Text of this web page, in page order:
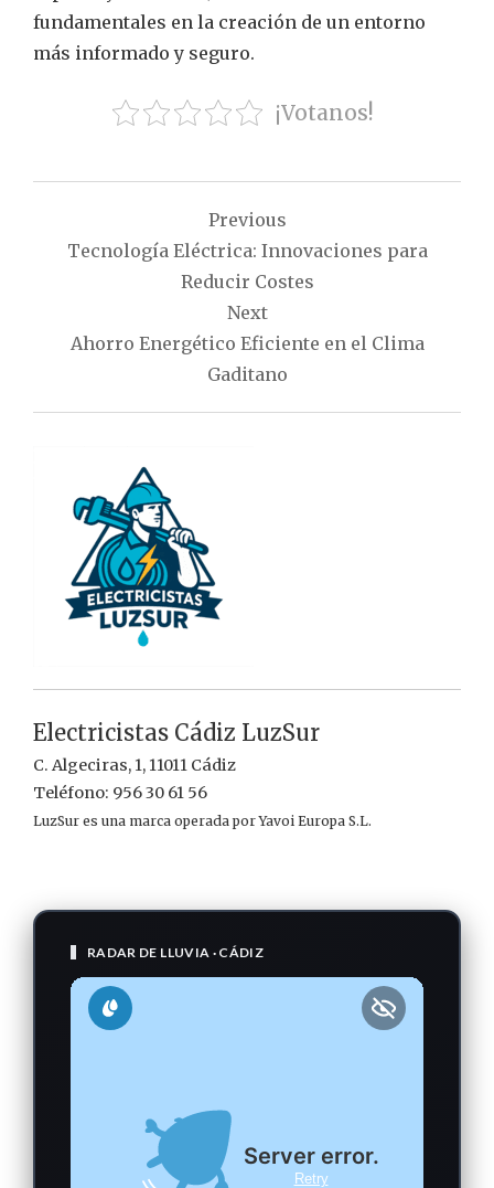
fundamentales en la creación de un entorno
más informado y seguro.
¡Votanos!
Navegación
de
entradas
Previous
Tecnología Eléctrica: Innovaciones para
Reducir Costes
Next
Ahorro Energético Eficiente en el Clima
Gaditano
Electricistas Cádiz LuzSur
C. Algeciras, 1, 11011 Cádiz
Teléfono: 956 30 61 56
LuzSur es una marca operada por Yavoi Europa S.L.
RADAR DE LLUVIA · CÁDIZ